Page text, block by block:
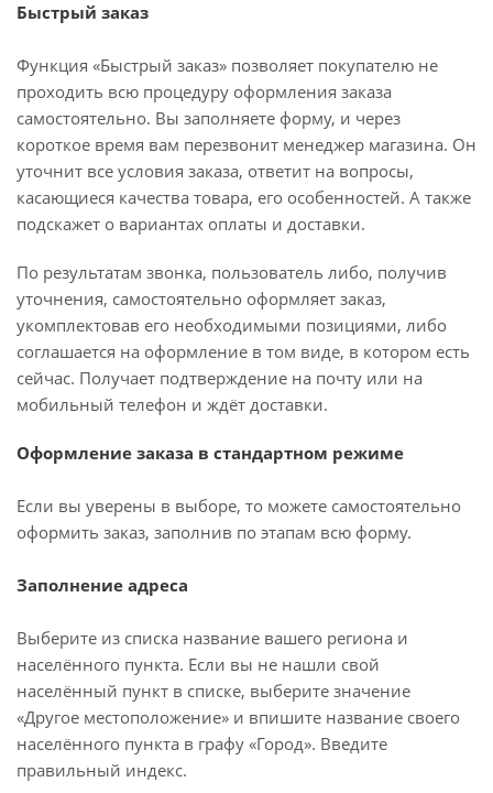
Быстрый заказ
Функция «Быстрый заказ» позволяет покупателю не
проходить всю процедуру оформления заказа
самостоятельно. Вы заполняете форму, и через
короткое время вам перезвонит менеджер магазина. Он
уточнит все условия заказа, ответит на вопросы,
касающиеся качества товара, его особенностей. А также
подскажет о вариантах оплаты и доставки.
По результатам звонка, пользователь либо, получив
уточнения, самостоятельно оформляет заказ,
укомплектовав его необходимыми позициями, либо
соглашается на оформление в том виде, в котором есть
сейчас. Получает подтверждение на почту или на
мобильный телефон и ждёт доставки.
Оформление заказа в стандартном режиме
Если вы уверены в выборе, то можете самостоятельно
оформить заказ, заполнив по этапам всю форму.
Заполнение адреса
Выберите из списка название вашего региона и
населённого пункта. Если вы не нашли свой
населённый пункт в списке, выберите значение
«Другое местоположение» и впишите название своего
населённого пункта в графу «Город». Введите
правильный индекс.